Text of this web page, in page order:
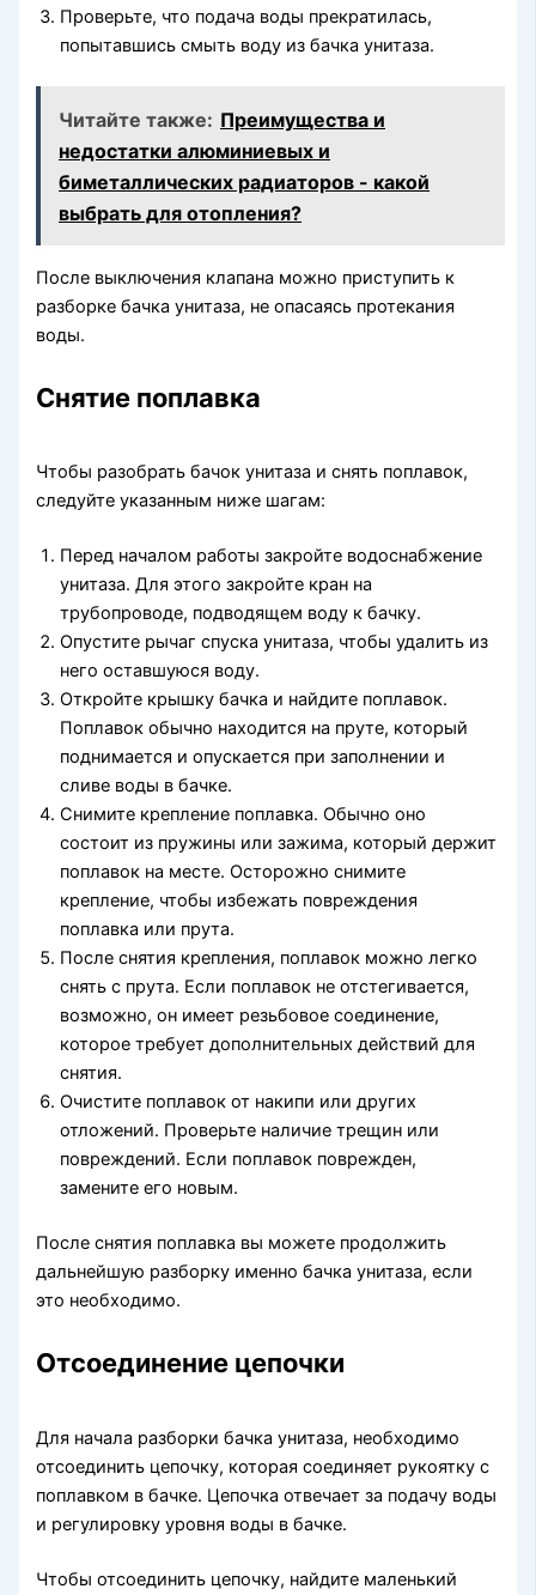
Проверьте, что подача воды прекратилась,
попытавшись смыть воду из бачка унитаза.
Читайте также: Преимущества и
недостатки алюминиевых и
биметаллических радиаторов - какой
выбрать для отопления?
После выключения клапана можно приступить к
разборке бачка унитаза, не опасаясь протекания
воды.
Снятие поплавка
Чтобы разобрать бачок унитаза и снять поплавок,
следуйте указанным ниже шагам:
Перед началом работы закройте водоснабжение
унитаза. Для этого закройте кран на
трубопроводе, подводящем воду к бачку.
Опустите рычаг спуска унитаза, чтобы удалить из
него оставшуюся воду.
Откройте крышку бачка и найдите поплавок.
Поплавок обычно находится на пруте, который
поднимается и опускается при заполнении и
сливе воды в бачке.
Снимите крепление поплавка. Обычно оно
состоит из пружины или зажима, который держит
поплавок на месте. Осторожно снимите
крепление, чтобы избежать повреждения
поплавка или прута.
После снятия крепления, поплавок можно легко
снять с прута. Если поплавок не отстегивается,
возможно, он имеет резьбовое соединение,
которое требует дополнительных действий для
снятия.
Очистите поплавок от накипи или других
отложений. Проверьте наличие трещин или
повреждений. Если поплавок поврежден,
замените его новым.
После снятия поплавка вы можете продолжить
дальнейшую разборку именно бачка унитаза, если
это необходимо.
Отсоединение цепочки
Для начала разборки бачка унитаза, необходимо
отсоединить цепочку, которая соединяет рукоятку с
поплавком в бачке. Цепочка отвечает за подачу воды
и регулировку уровня воды в бачке.
Чтобы отсоединить цепочку, найдите маленький